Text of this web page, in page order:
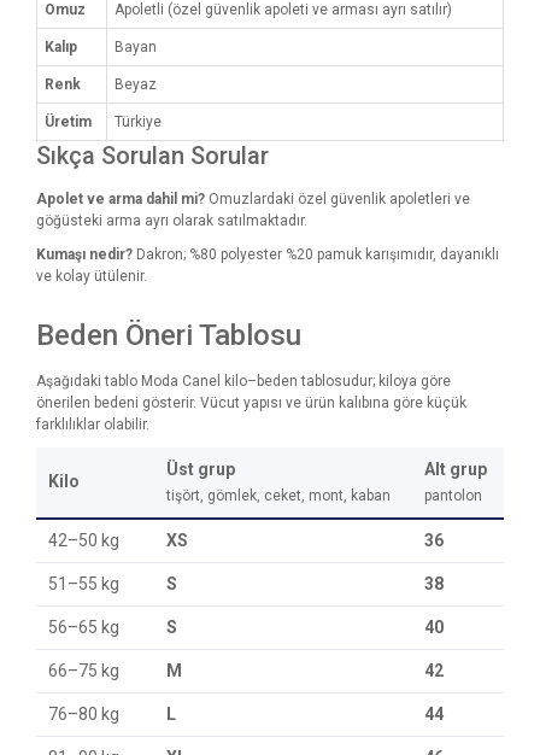
Omuz Apoletli (özel güvenlik apoleti ve arması ayrı satılır)
Kalıp Bayan
Renk Beyaz
Üretim Türkiye
Sıkça Sorulan Sorular
Apolet ve arma dahil mi? Omuzlardaki özel güvenlik apoletleri ve
göğüsteki arma ayrı olarak satılmaktadır.
Kumaşı nedir? Dakron; %80 polyester %20 pamuk karışımıdır, dayanıklı
ve kolay ütülenir.
Beden Öneri Tablosu
Aşağıdaki tablo Moda Canel kilo–beden tablosudur; kiloya göre
önerilen bedeni gösterir. Vücut yapısı ve ürün kalıbına göre küçük
farklılıklar olabilir.
Kilo
Üst grup
tişört, gömlek, ceket, mont, kaban
Alt grup
pantolon
42–50 kg XS 36
51–55 kg S 38
56–65 kg S 40
66–75 kg M 42
76–80 kg L 44